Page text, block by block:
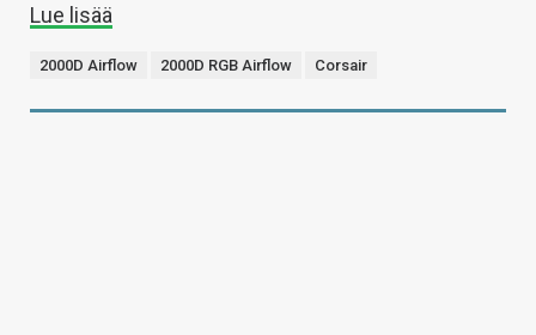
Lue lisää
2000D Airflow 2000D RGB Airflow Corsair